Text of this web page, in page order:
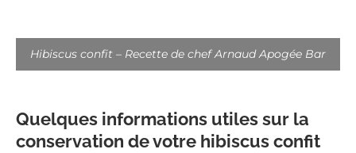
Hibiscus confit – Recette de chef Arnaud Apogée Bar
Quelques informations utiles sur la
conservation de votre hibiscus confit